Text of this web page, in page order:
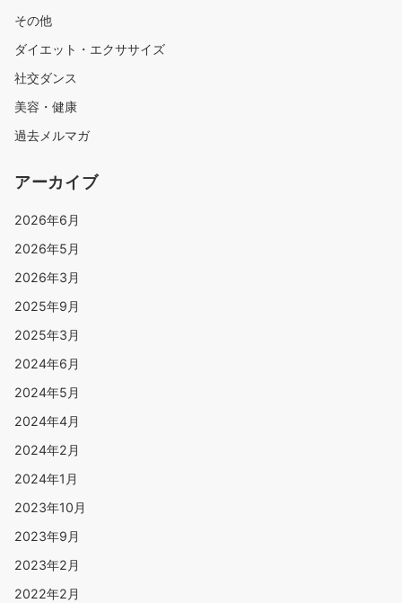
その他
ダイエット・エクササイズ
社交ダンス
美容・健康
過去メルマガ
アーカイブ
2026年6月
2026年5月
2026年3月
2025年9月
2025年3月
2024年6月
2024年5月
2024年4月
2024年2月
2024年1月
2023年10月
2023年9月
2023年2月
2022年2月